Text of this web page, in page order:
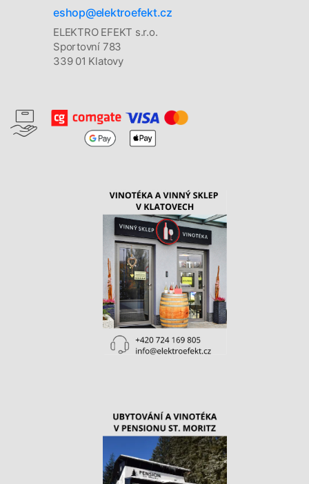
eshop@elektroefekt.cz
ELEKTRO EFEKT s.r.o.
Sportovní 783
339 01 Klatovy